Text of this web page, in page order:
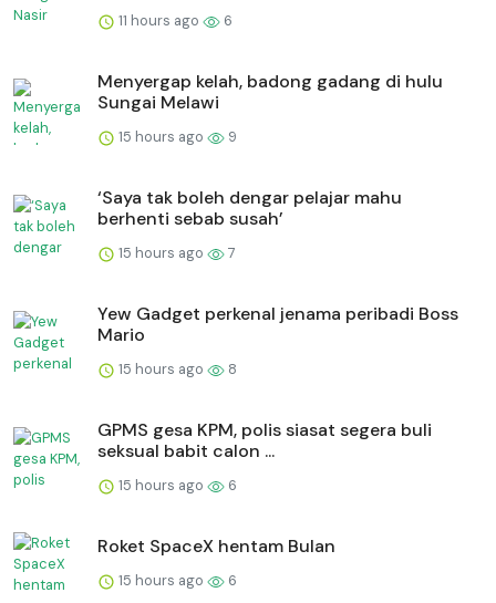
11 hours ago 6
Menyergap kelah, badong gadang di hulu
Sungai Melawi
15 hours ago 9
‘Saya tak boleh dengar pelajar mahu
berhenti sebab susah’
15 hours ago 7
Yew Gadget perkenal jenama peribadi Boss
Mario
15 hours ago 8
GPMS gesa KPM, polis siasat segera buli
seksual babit calon ...
15 hours ago 6
Roket SpaceX hentam Bulan
15 hours ago 6